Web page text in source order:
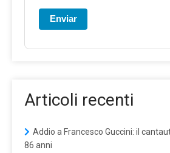
Enviar
Articoli recenti
Addio a Francesco Guccini: il
86 anni